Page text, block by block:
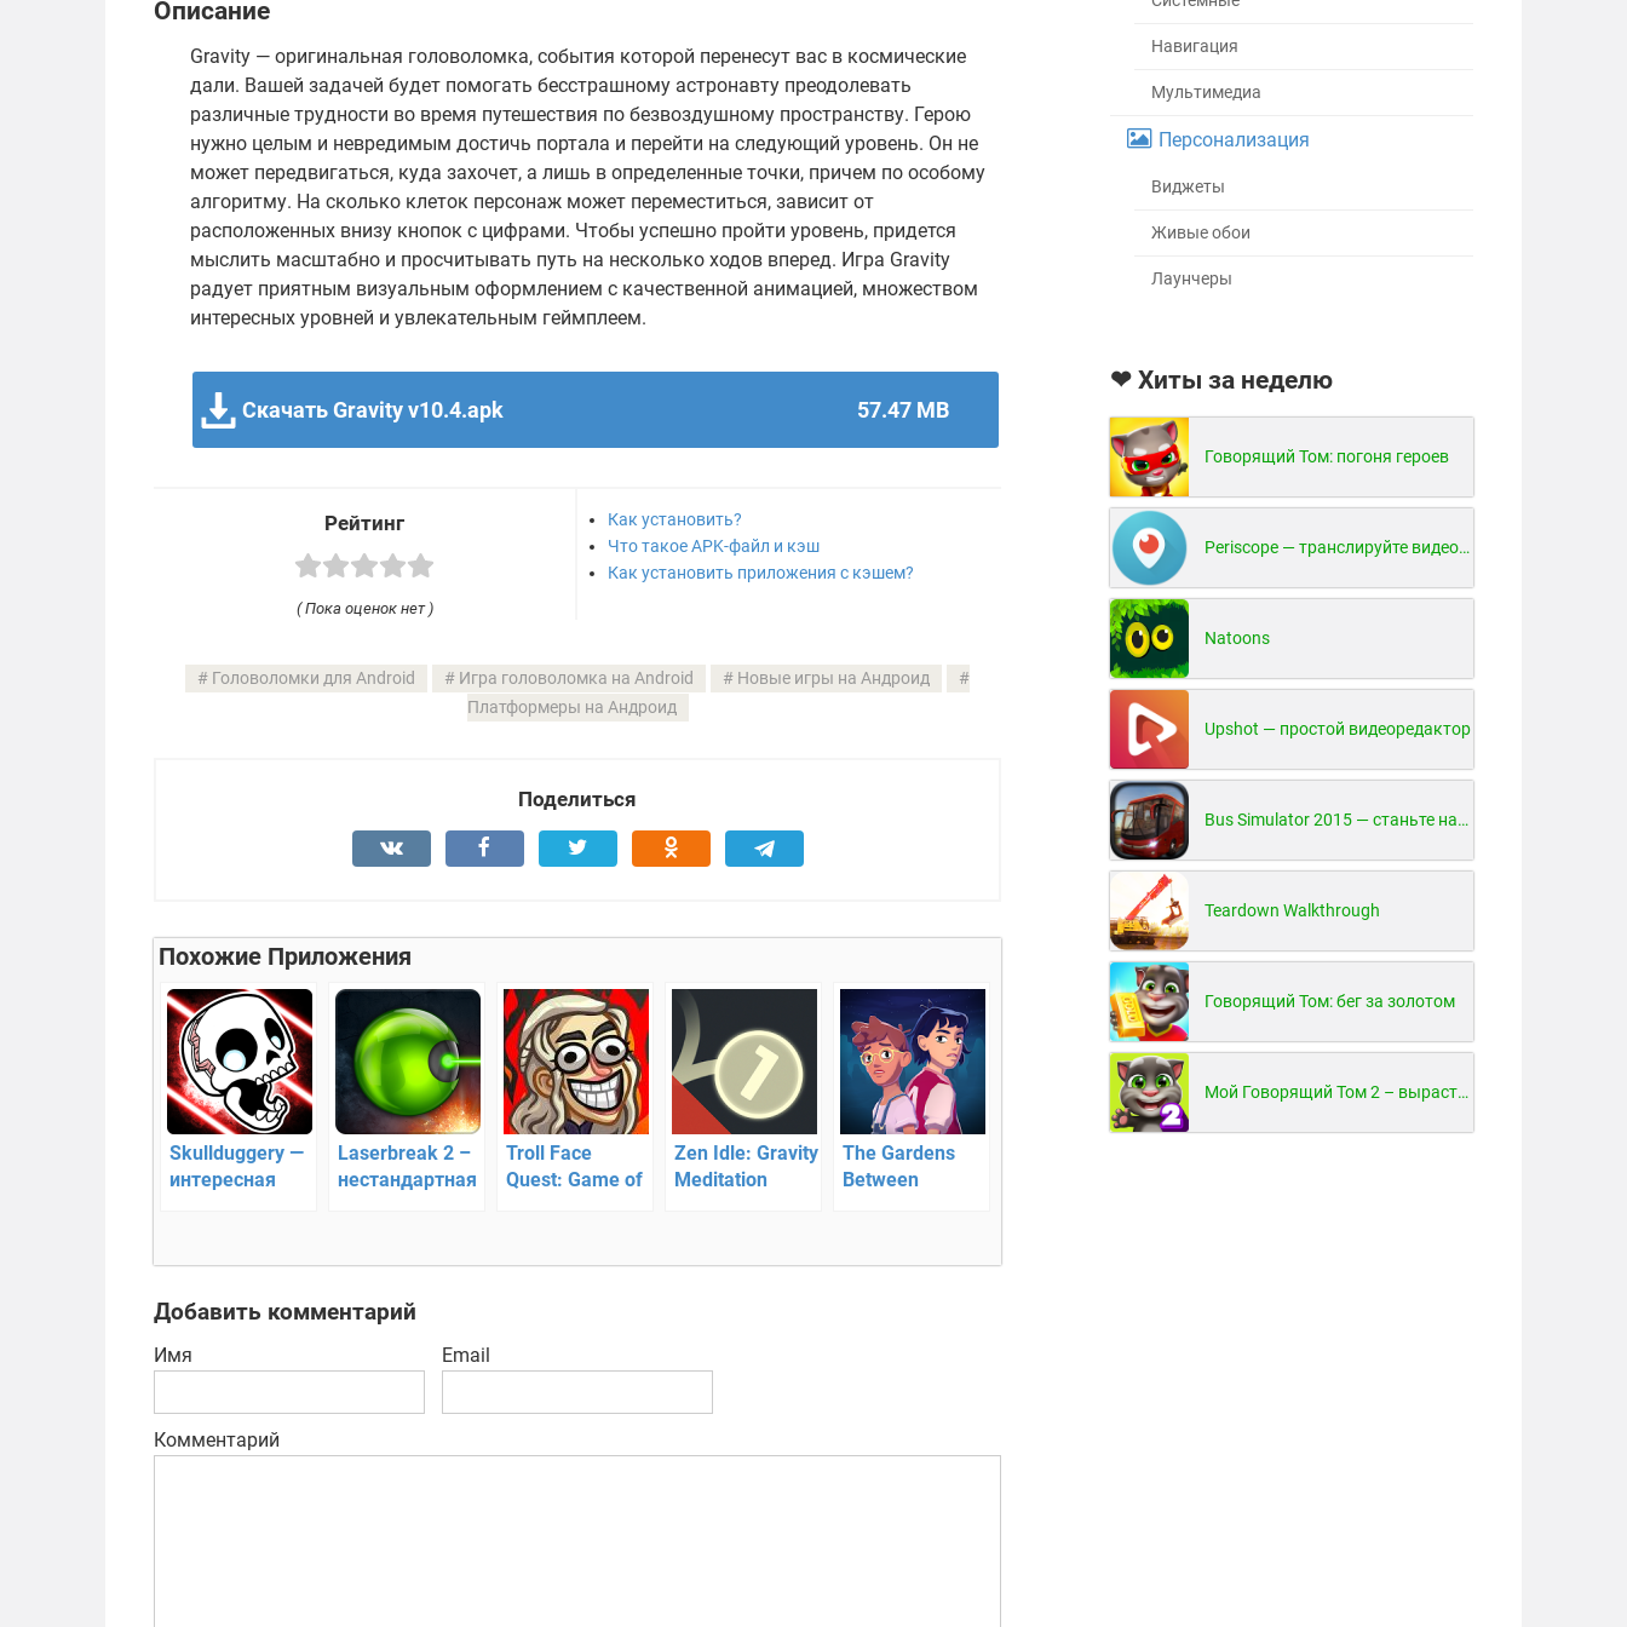
Описание
Gravity — оригинальная головоломка, события которой перенесут вас в космические
дали. Вашей задачей будет помогать бесстрашному астронавту преодолевать
различные трудности во время путешествия по безвоздушному пространству. Герою
нужно целым и невредимым достичь портала и перейти на следующий уровень. Он не
может передвигаться, куда захочет, а лишь в определенные точки, причем по особому
алгоритму. На сколько клеток персонаж может переместиться, зависит от
расположенных внизу кнопок с цифрами. Чтобы успешно пройти уровень, придется
мыслить масштабно и просчитывать путь на несколько ходов вперед. Игра Gravity
радует приятным визуальным оформлением с качественной анимацией, множеством
интересных уровней и увлекательным геймплеем.
Скачать Gravity v10.4.apk 57.47 MB
Рейтинг
( Пока оценок нет )
Как установить?
Что такое APK-файл и кэш
Как установить приложения с кэшем?
Головоломки для Android Игра головоломка на Android
Новые игры на Андроид
Платформеры на Андроид
Поделиться
Похожие Приложения
Skullduggery —
интересная
Laserbreak 2 –
нестандартная
Troll Face
Quest: Game of
Zen Idle: Gravity
Meditation
The Gardens
Between
Добавить комментарий
Имя Email
Комментарий
Навигация
Мультимедиа
Персонализация
Виджеты
Живые обои
Лаунчеры
❤ Хиты за неделю
Говорящий Том: погоня героев
Periscope — транслируйте видео в реальном времени!
Natoons
Upshot — простой видеоредактор
Bus Simulator 2015 — станьте настоящим водителем автобуса!
Teardown Walkthrough
Говорящий Том: бег за золотом
Мой Говорящий Том 2 – вырасти и воспитай своего котенка